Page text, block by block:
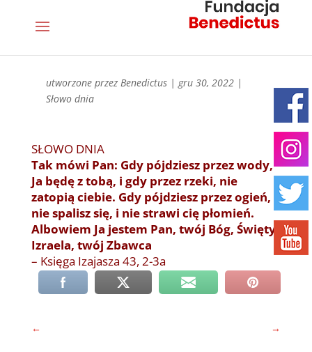
utworzone przez Benedictus| gru 30, 2022|
Słowo dnia
SŁOWO DNIA
Tak mówi Pan: Gdy pójdziesz przez wody,
Ja będę z tobą, i gdy przez rzeki, nie
zatopią ciebie. Gdy pójdziesz przez ogień,
nie spalisz się, i nie strawi cię płomień.
Albowiem Ja jestem Pan, twój Bóg, Święty
Izraela, twój Zbawca
– Księga Izajasza 43, 2-3a
← →